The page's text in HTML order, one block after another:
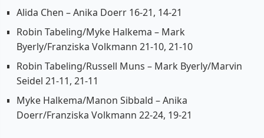
Alida Chen – Anika Doerr 16-21, 14-21
Robin Tabeling/Myke Halkema – Mark
Byerly/Franziska Volkmann 21-10, 21-10
Robin Tabeling/Russell Muns – Mark Byerly/Marvin
Seidel 21-11, 21-11
Myke Halkema/Manon Sibbald – Anika
Doerr/Franziska Volkmann 22-24, 19-21